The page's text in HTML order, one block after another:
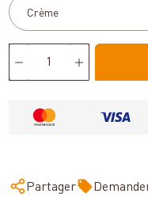
Partager